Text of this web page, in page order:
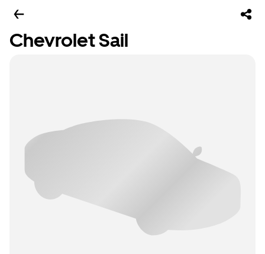
Chevrolet Sail